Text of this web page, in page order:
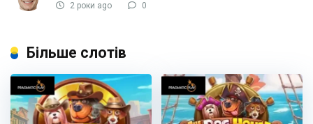
2 роки ago 0
Більше слотів